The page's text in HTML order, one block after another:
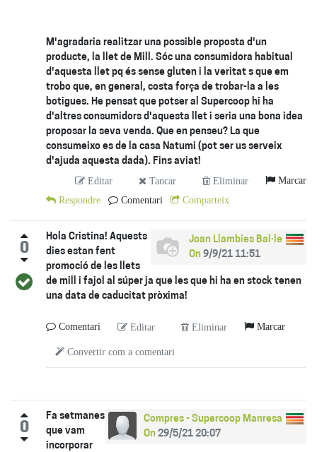
M'agradaria realitzar una possible proposta d'un
producte, la llet de Mill. Sóc una consumidora habitual
d'aquesta llet pq és sense gluten i la veritat s que em
trobo que, en general, costa força de trobar-la a les
botigues. He pensat que potser al Supercoop hi ha
d'altres consumidors d'aquesta llet i seria una bona idea
proposar la seva venda. Que en penseu? La que
consumeixo es de la casa Natumi (pot ser us serveix
d'ajuda aquesta dada). Fins aviat!
Editar Tancar Eliminar
Marcar
Respondre
Comentari Comparteix
0
Joan Llambies Bal·le
On 9/9/21 11:51
Hola Cristina! Aquests
dies estan fent
promoció de les llets
de mill i fajol al súper ja que les que hi ha en stock tenen
una data de caducitat pròxima!
Comentari Editar Eliminar Marcar
Convertir com a comentari
0
Compres - Supercoop Manresa
On 29/5/21 20:07
Fa setmanes
que vam
incorporar